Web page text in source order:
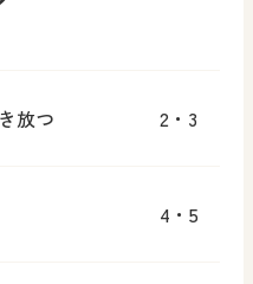
放つ 2・3
4・5